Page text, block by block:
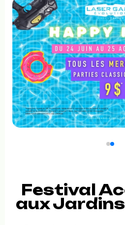
Festival
aux